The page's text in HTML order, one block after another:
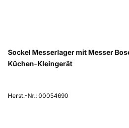
Sockel Messerlager mit Messer
Küchen-Kleingerät
Herst.-Nr.: 00054690